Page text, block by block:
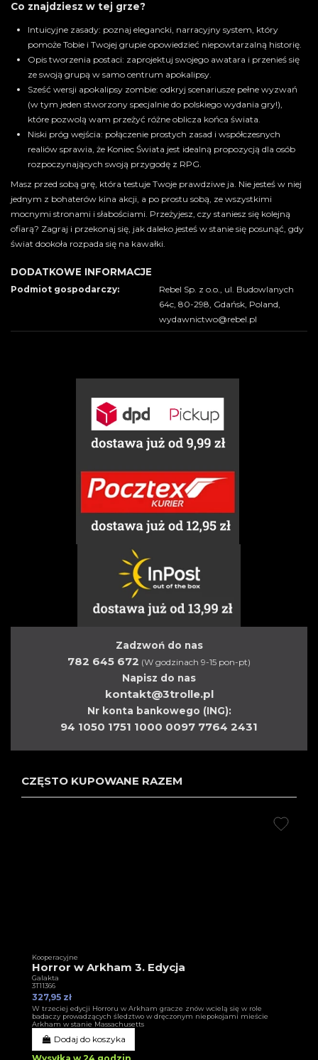
Co znajdziesz w tej grze?
Intuicyjne zasady: poznaj elegancki, narracyjny system, który
pomoże Tobie i Twojej grupie opowiedzieć niepowtarzalną historię.
Opis tworzenia postaci: zaprojektuj swojego awatara i przenieś się
ze swoją grupą w samo centrum apokalipsy.
Sześć wersji apokalipsy zombie: odkryj scenariusze pełne wyzwań
(w tym jeden stworzony specjalnie do polskiego wydania gry!),
które pozwolą wam przeżyć różne oblicza końca świata.
Niski próg wejścia: połączenie prostych zasad i współczesnych
realiów sprawia, że Koniec Świata jest idealną propozycją dla osób
rozpoczynających swoją przygodę z RPG.
Masz przed sobą grę, która testuje Twoje prawdziwe ja. Nie jesteś w niej
jednym z bohaterów kina akcji, a po prostu sobą, ze wszystkimi
mocnymi stronami i słabościami. Przeżyjesz, czy staniesz się kolejną
ofiarą? Zagraj i przekonaj się, jak daleko jesteś w stanie się posunąć, gdy
świat dookoła rozpada się na kawałki.
DODATKOWE INFORMACJE
Podmiot gospodarczy:
Rebel Sp. z o.o., ul. Budowlanych
64c, 80-298, Gdańsk, Poland,
wydawnictwo@rebel.pl
Zadzwoń do nas
782 645 672 (W godzinach 9-15 pon-pt)
Napisz do nas
kontakt@3trolle.pl
Nr konta bankowego (ING):
94 1050 1751 1000 0097 7764 2431
CZĘSTO KUPOWANE RAZEM
Kooperacyjne
Horror w Arkham 3. Edycja
Galakta
3T11366
327,95 zł
W trzeciej edycji Horroru w Arkham gracze znów wcielą się w role
badaczy prowadzących śledztwo w dręczonym niepokojami mieście
Arkham w stanie Massachusetts
Dodaj do koszyka